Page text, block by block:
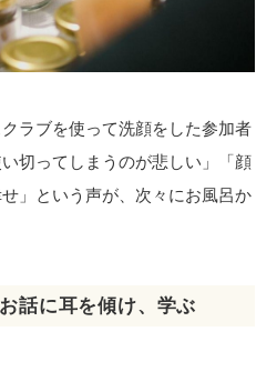
ラブを使って洗顔をした参加者
切ってしまうのが悲しい」「顔
」という声が、次々にお風呂か
話に耳を傾け、学ぶ